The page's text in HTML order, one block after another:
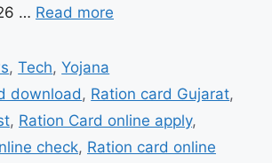
… Read more
,Tech,Yojana
download , Ration card Gujarat,
, Ration Card online apply,
check, Ration card online